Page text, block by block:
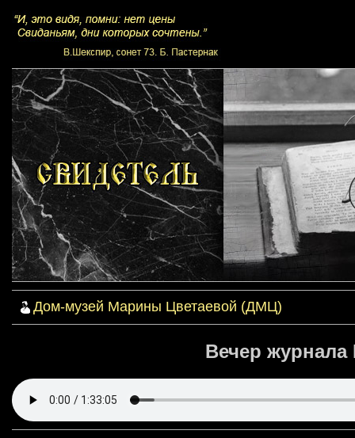
Дом-музей Марины Цветаевой (ДМЦ)
Вечер журнала